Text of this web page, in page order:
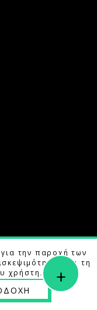
RESERVED.
BYB LABS
την παροχή των
και τη
χρήστη. Μάθετε
+